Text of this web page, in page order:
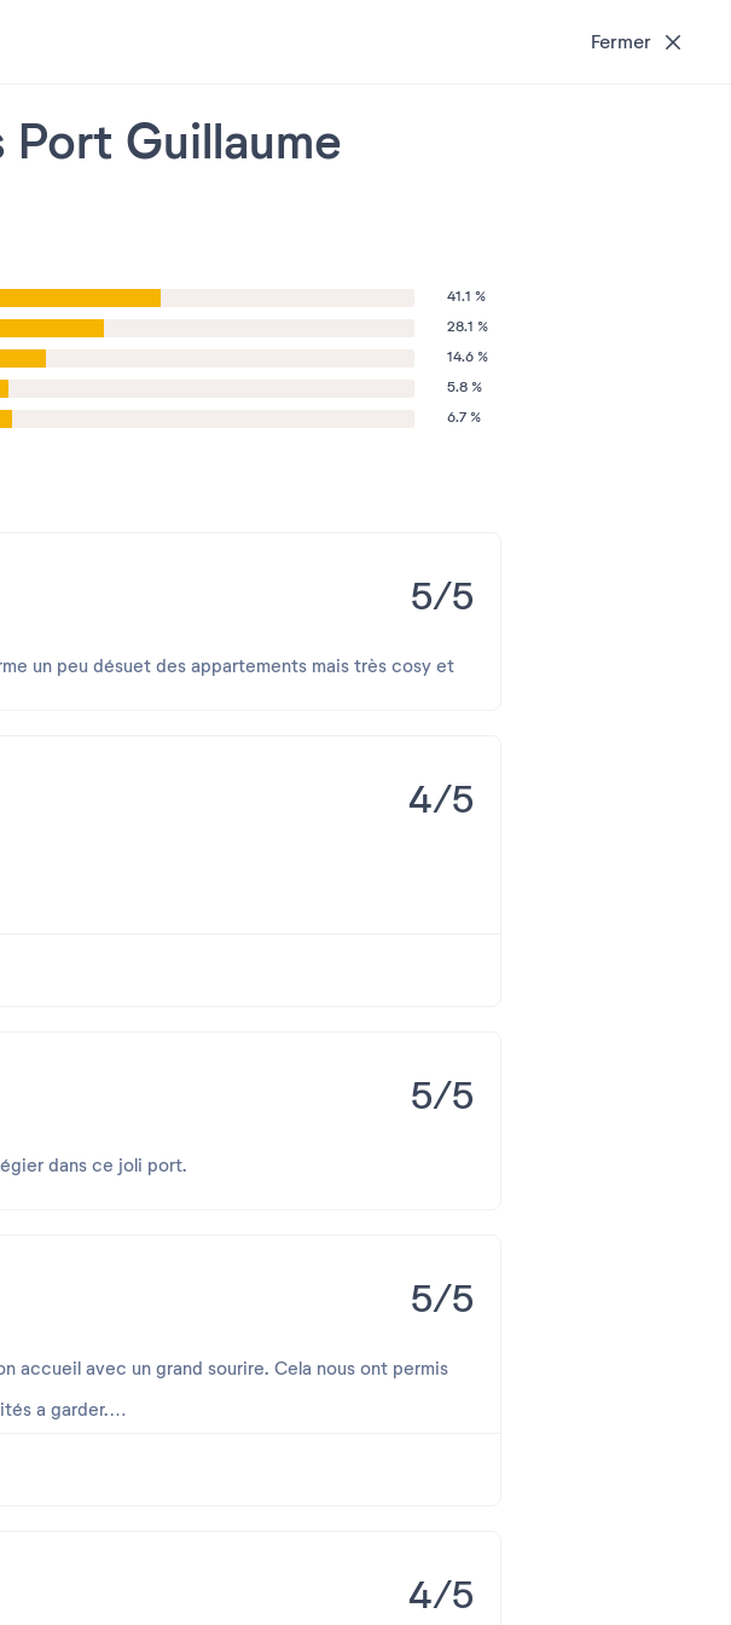
Fermer
Port Guillaume
41.1 %
28.1 %
14.6 %
5.8 %
6.7 %
5/5
un peu désuet des appartements mais très cosy et
4/5
5/5
dans ce joli port.
5/5
ont permis
a garder.
4/5